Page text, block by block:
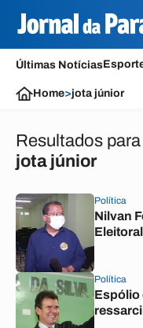
Últimas Notícias
Home>jota júnior
Resultados
jota júnior
Política
Nilvan
Política
Espólio